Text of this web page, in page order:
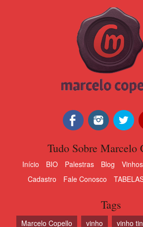
Tudo Sobre Marcelo
Início BIO Palestras Blog Vinhos
Cadastro
Fale Conosco
Tags
Marcelo Copello vinho vinho